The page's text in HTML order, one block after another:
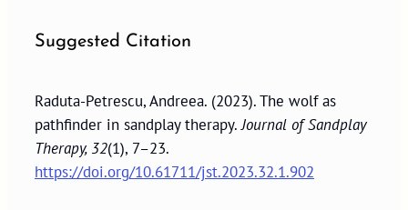
Suggested Citation
Raduta-Petrescu, Andreea. (2023). The wolf as
pathfinder in sandplay therapy.Journal of Sandplay
Therapy, 32(1), 7–23.
https://doi.org/10.61711/jst.2023.32.1.902